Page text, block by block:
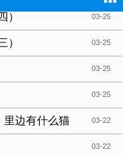
03-25
）
03-25
）
03-25
03-25
03-22
里边有什么猫
03-22